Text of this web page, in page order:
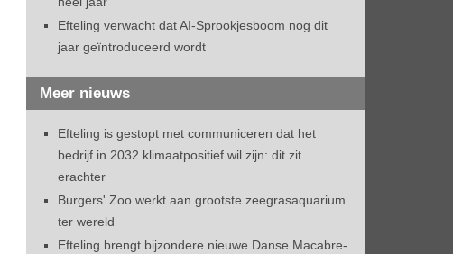
Efteling verwacht dat AI-Sprookjesboom nog dit
jaar geïntroduceerd wordt
Meer nieuws
Efteling is gestopt met communiceren dat het
bedrijf in 2032 klimaatpositief wil zijn: dit zit
erachter
Burgers' Zoo werkt aan grootste zeegrasaquarium
ter wereld
Efteling brengt bijzondere nieuwe Danse Macabre-